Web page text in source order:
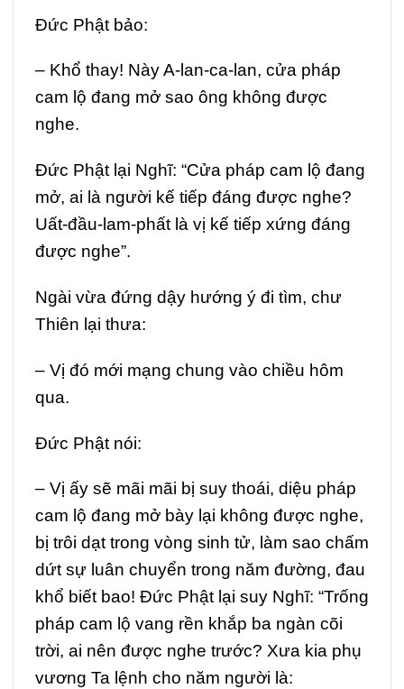
Đức Phật bảo:
– Khổ thay! Này A-lan-ca-lan, cửa pháp
cam lộ đang mở sao ông không được
nghe.
Đức Phật lại Nghĩ: “Cửa pháp cam lộ đang
mở, ai là người kế tiếp đáng được nghe?
Uất-đầu-lam-phất là vị kế tiếp xứng đáng
được nghe”.
Ngài vừa đứng dậy hướng ý đi tìm, chư
Thiên lại thưa:
– Vị đó mới mạng chung vào chiều hôm
qua.
Đức Phật nói:
– Vị ấy sẽ mãi mãi bị suy thoái, diệu pháp
cam lộ đang mở bày lại không được nghe,
bị trôi dạt trong vòng sinh tử, làm sao chấm
dứt sự luân chuyển trong năm đường, đau
khổ biết bao! Đức Phật lại suy Nghĩ: “Trống
pháp cam lộ vang rền khắp ba ngàn cõi
trời, ai nên được nghe trước? Xưa kia phụ
vương Ta lệnh cho năm người là: